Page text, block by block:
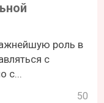
роль в
с
с...
50